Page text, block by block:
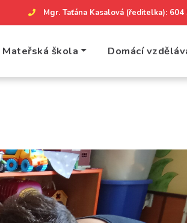
Mgr. Taťána Kasalová (ředitelka): 604
Mateřská škola Domácí